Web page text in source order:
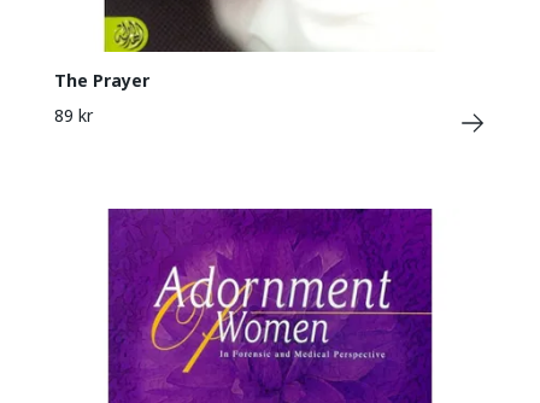
The Prayer
89 kr